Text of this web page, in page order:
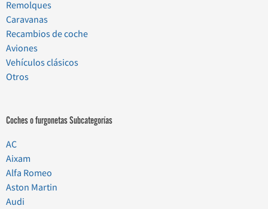
Remolques
Caravanas
Recambios de coche
Aviones
Vehículos clásicos
Otros
Coches o furgonetas Subcategorías
AC
Aixam
Alfa Romeo
Aston Martin
Audi